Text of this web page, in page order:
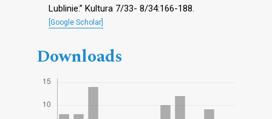
Lublinie.” Kultura 7/33- 8/34:166-188.
[Google Scholar]
Downloads